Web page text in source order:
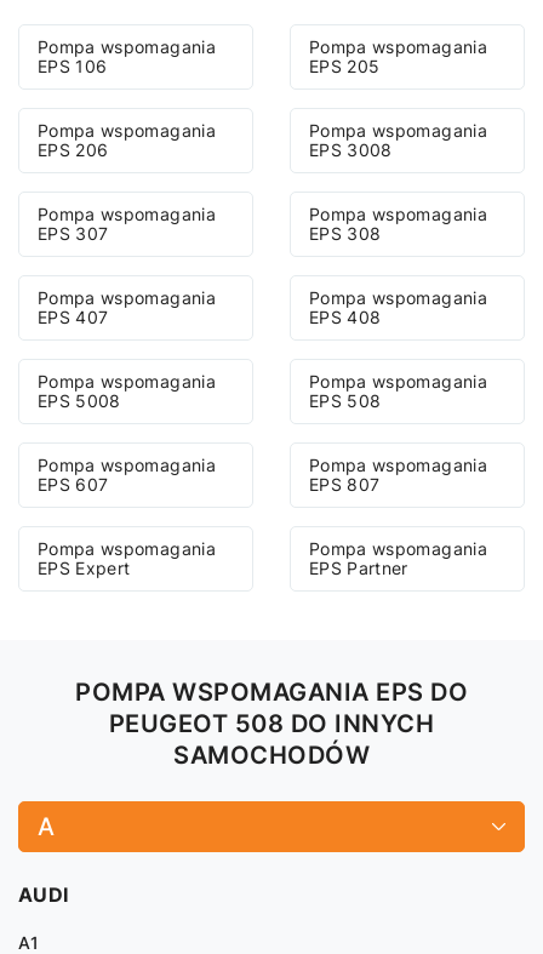
Pompa wspomagania
EPS 106
Pompa wspomagania
EPS 205
Pompa wspomagania
EPS 206
Pompa wspomagania
EPS 3008
Pompa wspomagania
EPS 307
Pompa wspomagania
EPS 308
Pompa wspomagania
EPS 407
Pompa wspomagania
EPS 408
Pompa wspomagania
EPS 5008
Pompa wspomagania
EPS 508
Pompa wspomagania
EPS 607
Pompa wspomagania
EPS 807
Pompa wspomagania
EPS Expert
Pompa wspomagania
EPS Partner
POMPA WSPOMAGANIA EPS DO
PEUGEOT 508 DO INNYCH
SAMOCHODÓW
A
AUDI
A1